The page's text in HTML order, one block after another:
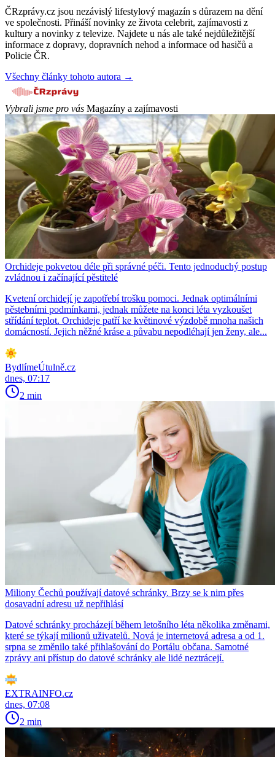
ČRzprávy.cz jsou nezávislý lifestylový magazín s důrazem na dění
ve společnosti. Přináší novinky ze života celebrit, zajímavosti z
kultury a novinky z televize. Najdete u nás ale také nejdůležitější
informace z dopravy, dopravních nehod a informace od hasičů a
Policie ČR.
Všechny články tohoto autora →
Vybrali jsme pro vás Magazíny a zajímavosti
Orchideje pokvetou déle při správné péči. Tento jednoduchý postup
zvládnou i začínající pěstitelé
Kvetení orchidejí je zapotřebí trošku pomoci. Jednak optimálními
pěstebními podmínkami, jednak můžete na konci léta vyzkoušet
střídání teplot. Orchideje patří ke květinové výzdobě mnoha našich
domácností. Jejich něžné kráse a půvabu nepodléhají jen ženy, ale...
BydlímeÚtulně.cz
dnes, 07:17
2 min
Miliony Čechů používají datové schránky. Brzy se k nim přes
dosavadní adresu už nepřihlásí
Datové schránky procházejí během letošního léta několika změnami,
které se týkají milionů uživatelů. Nová je internetová adresa a od 1.
srpna se změnilo také přihlašování do Portálu občana. Samotné
zprávy ani přístup do datové schránky ale lidé neztrácejí.
EXTRAINFO.cz
dnes, 07:08
2 min